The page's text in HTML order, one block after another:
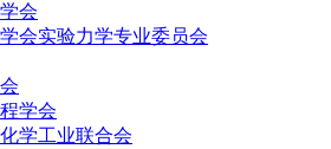
会
会实验力学专业委员会
学会
学工业联合会